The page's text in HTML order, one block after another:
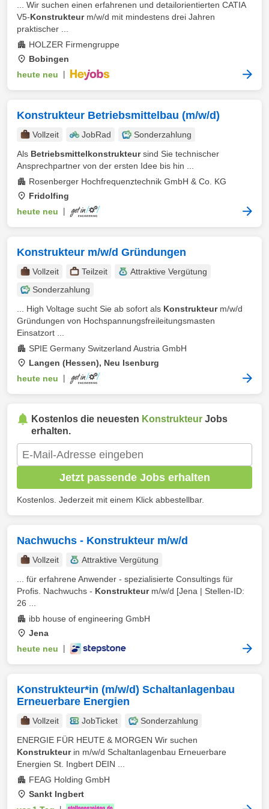
... Wir suchen einen erfahrenen und detailorientierten CATIA
V5-Konstrukteurm/w/d mit mindestens drei Jahren
praktischer ...
HOLZER Firmengruppe
Bobingen
heute neu
Konstrukteur Betriebsmittelbau (m/w/d)
Vollzeit JobRad
Sonderzahlung
Als Betriebsmittelkonstrukteursind Sie technischer
Ansprechpartner von der ersten Idee bis hin ...
Rosenberger Hochfrequenztechnik GmbH & Co. KG
Fridolfing
heute neu
Konstrukteur m/w/d Gründungen
Vollzeit Teilzeit
Attraktive Vergütung
Sonderzahlung
... High Voltage sucht Sie ab sofort als Konstrukteurm/w/d
Gründungen von Hochspannungsfreileitungsmasten
Einsatzort ...
SPIE Germany Switzerland Austria GmbH
Langen (Hessen), Neu Isenburg
heute neu
Kostenlos die neuesten Konstrukteur Jobs
erhalten.
Jetzt passende Jobs erhalten
Kostenlos. Jederzeit mit einem Klick abbestellbar.
Nachwuchs - Konstrukteur m/w/d
Vollzeit
Attraktive Vergütung
... für erfahrene Anwender - spezialisierte Consultings für
Profis. Nachwuchs - Konstrukteurm/w/d [Jena | Stellen-ID:
26 ...
ibb house of engineering GmbH
Jena
heute neu
Konstrukteur*in (m/w/d) Schaltanlagenbau
Erneuerbare Energien
Vollzeit JobTicket
Sonderzahlung
ENERGIE FÜR HEUTE & MORGEN Wir suchen
Konstrukteurin m/w/d Schaltanlagenbau Erneuerbare
Energien St. Ingbert DEIN ...
FEAG Holding GmbH
Sankt Ingbert